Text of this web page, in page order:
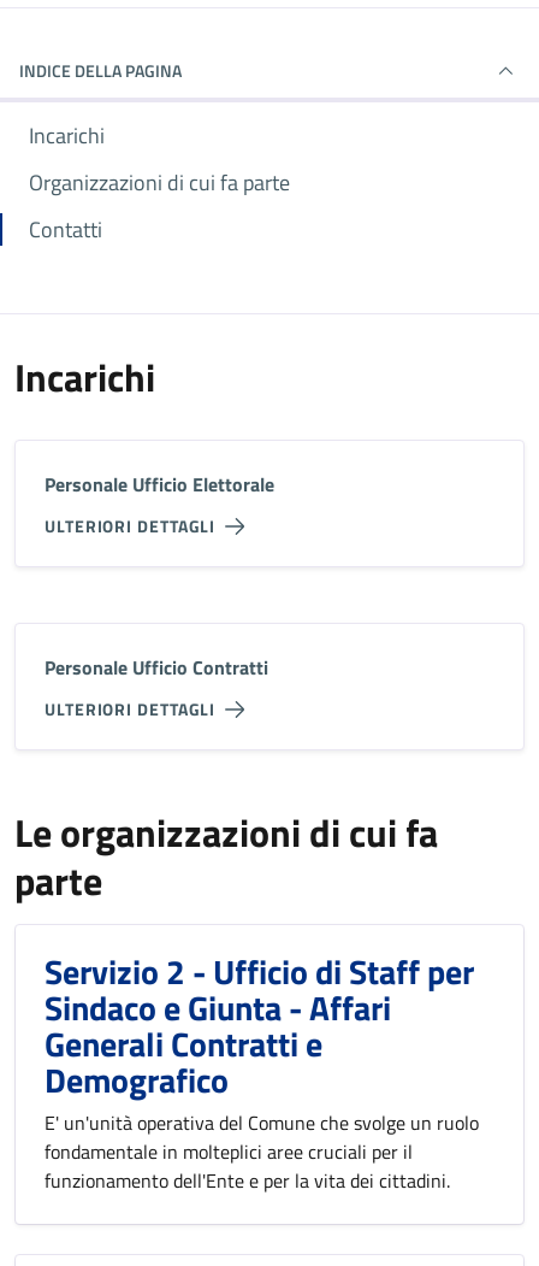
INDICE DELLA PAGINA
Incarichi
Organizzazioni di cui fa parte
Contatti
Incarichi
Personale Ufficio Elettorale
ULTERIORI DETTAGLI
Personale Ufficio Contratti
ULTERIORI DETTAGLI
Le organizzazioni di cui fa
parte
Servizio 2 - Ufficio di Staff per
Sindaco e Giunta - Affari
Generali Contratti e
Demografico
E' un'unità operativa del Comune che svolge un ruolo
fondamentale in molteplici aree cruciali per il
funzionamento dell'Ente e per la vita dei cittadini.